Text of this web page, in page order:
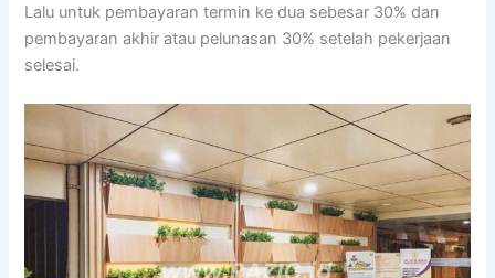
Lalu untuk pembayaran termin ke dua sebesar 30% dan
pembayaran akhir atau pelunasan 30% setelah pekerjaan
selesai.